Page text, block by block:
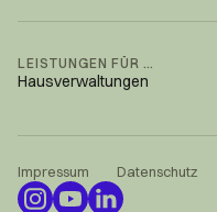
LEISTUNGEN FÜR …
Hausverwaltungen
Impressum Datenschutz